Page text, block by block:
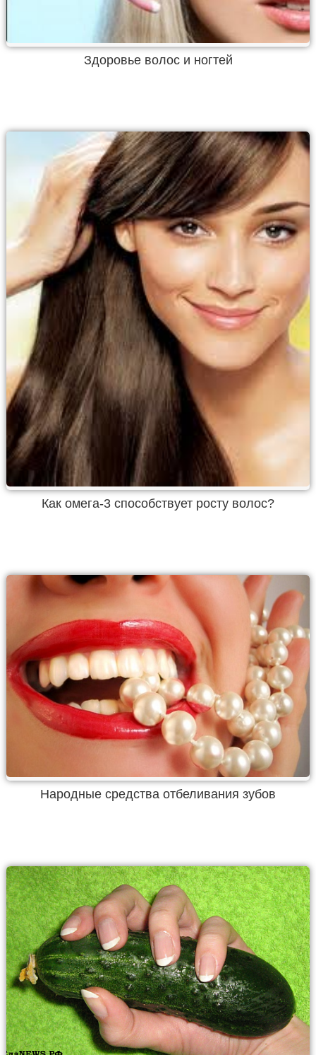
Здоровье волос и ногтей
Как омега-3 способствует росту волос?
Народные средства отбеливания зубов